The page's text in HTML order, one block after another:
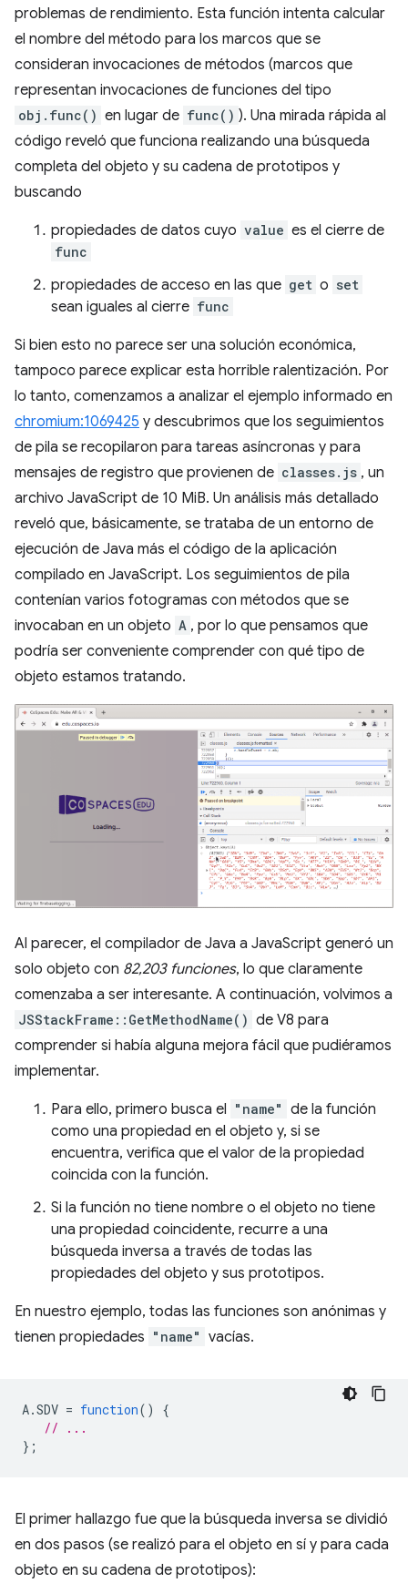
problemas de rendimiento. Esta función intenta calcular
el nombre del método para los marcos que se
consideran invocaciones de métodos (marcos que
representan invocaciones de funciones del tipo
obj.func() en lugar de func() ). Una mirada rápida al
código reveló que funciona realizando una búsqueda
completa del objeto y su cadena de prototipos y
buscando
propiedades de datos cuyo value es el cierre de
func
propiedades de acceso en las que get o set
sean iguales al cierre func
Si bien esto no parece ser una solución económica,
tampoco parece explicar esta horrible ralentización. Por
lo tanto, comenzamos a analizar el ejemplo informado en
chromium:1069425 y descubrimos que los seguimientos
de pila se recopilaron para tareas asíncronas y para
mensajes de registro que provienen de classes.js , un
archivo JavaScript de 10 MiB. Un análisis más detallado
reveló que, básicamente, se trataba de un entorno de
ejecución de Java más el código de la aplicación
compilado en JavaScript. Los seguimientos de pila
contenían varios fotogramas con métodos que se
invocaban en un objeto A , por lo que pensamos que
podría ser conveniente comprender con qué tipo de
objeto estamos tratando.
Al parecer, el compilador de Java a JavaScript generó un
solo objeto con 82,203 funciones, lo que claramente
comenzaba a ser interesante. A continuación, volvimos a
JSStackFrame::GetMethodName() de V8 para
comprender si había alguna mejora fácil que pudiéramos
implementar.
Para ello, primero busca el "name" de la función
como una propiedad en el objeto y, si se
encuentra, verifica que el valor de la propiedad
coincida con la función.
Si la función no tiene nombre o el objeto no tiene
una propiedad coincidente, recurre a una
búsqueda inversa a través de todas las
propiedades del objeto y sus prototipos.
En nuestro ejemplo, todas las funciones son anónimas y
tienen propiedades "name" vacías.
A.SDV = function()
{
// ...
};
El primer hallazgo fue que la búsqueda inversa se dividió
en dos pasos (se realizó para el objeto en sí y para cada
objeto en su cadena de prototipos):